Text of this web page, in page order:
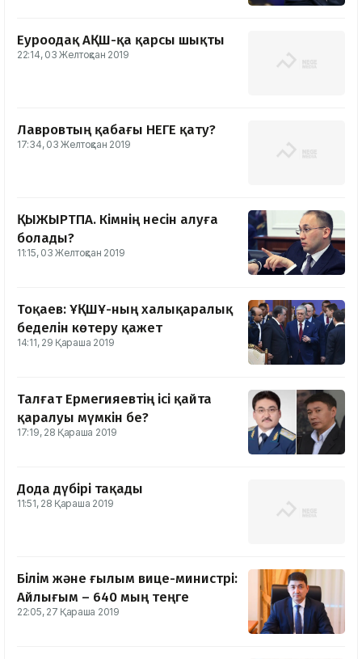
Еуроодақ АҚШ-қа қарсы шықты
22:14, 03 Желтоқсан 2019
Лавровтың қабағы НЕГЕ қату?
17:34, 03 Желтоқсан 2019
ҚЫЖЫРТПА. Кімнің несін алуға
болады?
11:15, 03 Желтоқсан 2019
Тоқаев: ҰҚШҰ-ның халықаралық
беделін көтеру қажет
14:11, 29 Қараша 2019
Талғат Ермегияевтің ісі қайта
қаралуы мүмкін бе?
17:19, 28 Қараша 2019
Дода дүбірі тақады
11:51, 28 Қараша 2019
Білім және ғылым вице-министрі:
Айлығым – 640 мың теңге
22:05, 27 Қараша 2019